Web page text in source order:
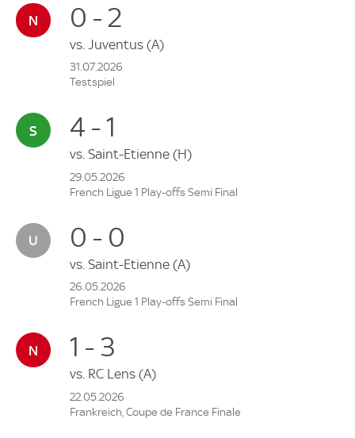
0 - 2
vs. Juventus (A)
31.07.2026
Testspiel
4 - 1
vs. Saint-Etienne (H)
29.05.2026
French Ligue 1 Play-offs Semi Final
0 - 0
vs. Saint-Etienne (A)
26.05.2026
French Ligue 1 Play-offs Semi Final
1 - 3
vs. RC Lens (A)
22.05.2026
Frankreich, Coupe de France Finale